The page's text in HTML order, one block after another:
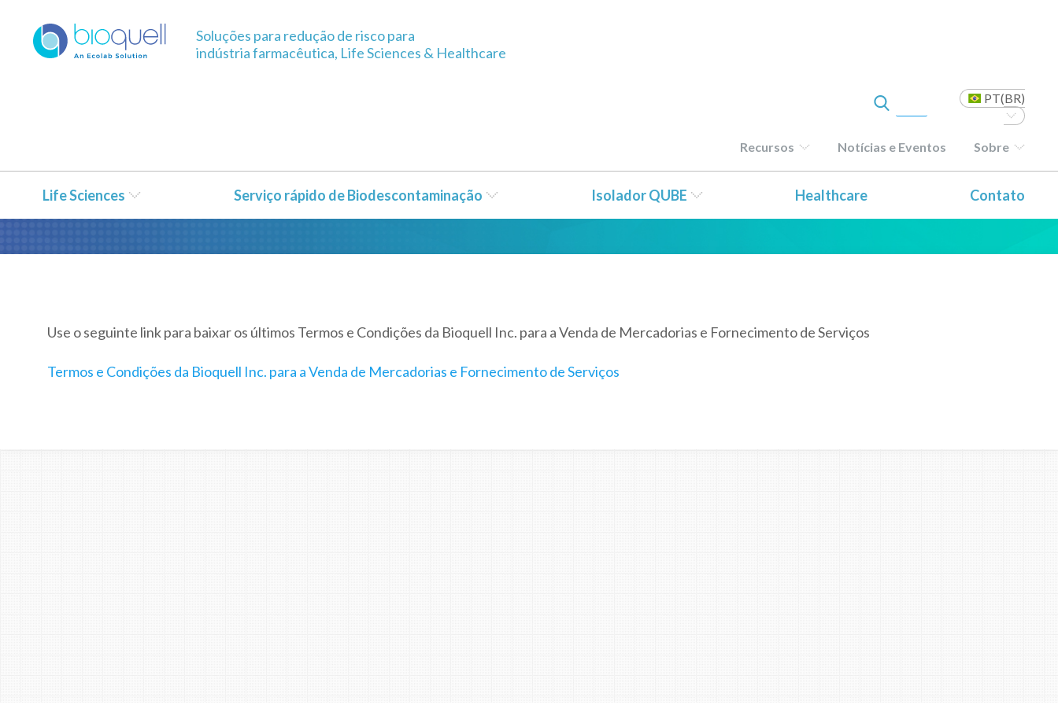
Soluções para redução de risco para
indústria farmacêutica, Life Sciences & Healthcare
PT(BR)
Recursos Notícias e Eventos Sobre
Life Sciences Serviço rápido de Biodescontaminação Isolador QUBE Healthcare Contato
Termos e condições para vendas Bioquell US
Use o seguinte link para baixar os últimos Termos e Condições da Bioquell Inc. para a Venda de Mercadorias e Fornecimento de Serviços
Termos e Condições da Bioquell Inc. para a Venda de Mercadorias e Fornecimento de Serviços